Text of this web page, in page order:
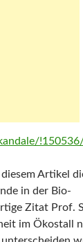
Artikel
in der Bio-
Zitat Prof.
im Ökostall